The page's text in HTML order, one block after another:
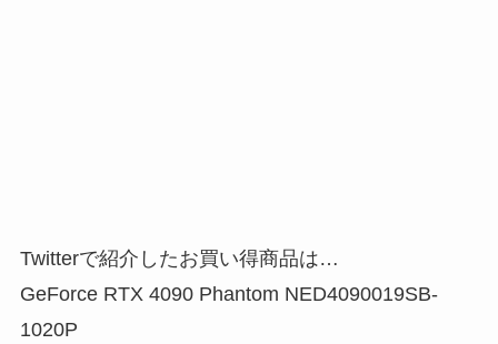
Twitterで紹介したお買い得商品は…
GeForce RTX 4090 Phantom NED4090019SB-
1020P